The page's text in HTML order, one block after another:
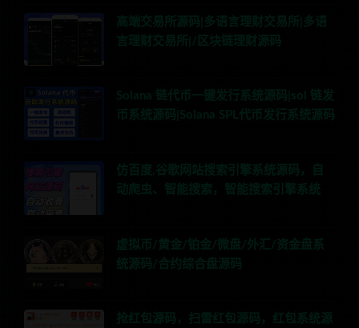
高端交易所源码|多语言理财交易所|多语
言理财交易所|/区块链理财源码
Solana 链代币一键发行系统源码|sol 链发
币系统源码|Solana SPL代币发行系统源码
仿百度,谷歌网站搜索引擎系统源码，自
动爬虫、智能搜索，智能搜索引擎系统
虚拟币/黄金/铂金/微盘/外汇/资金盘系
统源码/合约综合盘源码
抢红包源码，扫雷红包源码，红包系统源